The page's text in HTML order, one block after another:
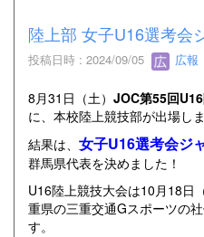
陸上部 女子U16選考会
投稿日時 : 2024/09/05 広報
8月31日（土） JOC第55回
に、本校陸上競技部が出場しま
結果は、 女子U16選考会ジ
群馬県代表を決めました！
U16陸上競技大会は10月18日
重県の三重交通Gスポーツの
す。